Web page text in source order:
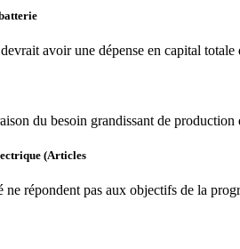
avoir une dépense en capital
du besoin grandissant de
(Articles
ne répondent pas aux objectifs de la